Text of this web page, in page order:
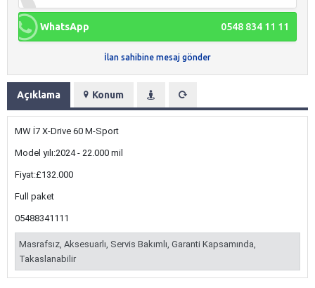
WhatsApp 0548 834 11 11
İlan sahibine mesaj gönder
Açıklama Konum
MW İ7 X-Drive 60 M-Sport
Model yılı:2024 - 22.000 mil
Fiyat:£132.000
Full paket
05488341111
Masrafsız, Aksesuarlı, Servis Bakımlı, Garanti Kapsamında,
Takaslanabilir